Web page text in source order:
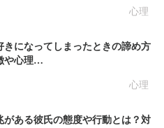
心理
心理
きになってしまったときの諦め方
や心理…
がある彼氏の態度や行動とは？対